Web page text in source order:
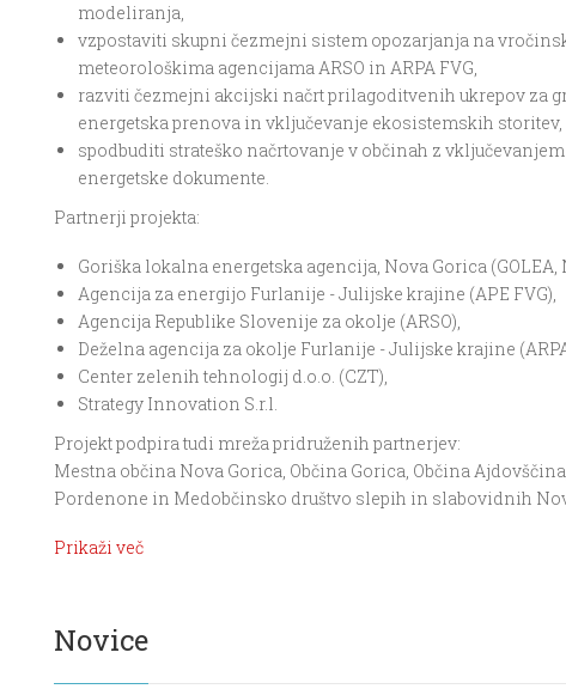
modeliranja,
vzpostaviti skupni čezmejni sistem opozarjanja na
meteorološkima agencijama ARSO in ARPA FVG,
razviti čezmejni akcijski načrt prilagoditvenih ukrepov za
energetska prenova in vključevanje ekosistemskih storitev,
spodbuditi strateško načrtovanje v občinah z
energetske dokumente.
Partnerji projekta:
Goriška lokalna energetska agencija, Nova Gorica
Agencija za energijo Furlanije - Julijske krajine (APE FVG),
Agencija Republike Slovenije za okolje (ARSO),
Deželna agencija za okolje Furlanije - Julijske krajine
Center zelenih tehnologij d.o.o. (CZT),
Strategy Innovation S.r.l.
Projekt podpira tudi mreža pridruženih partnerjev:
Mestna občina Nova Gorica, Občina Gorica, Občina
Pordenone in Medobčinsko društvo slepih in slabovidnih
Prikaži več
Novice